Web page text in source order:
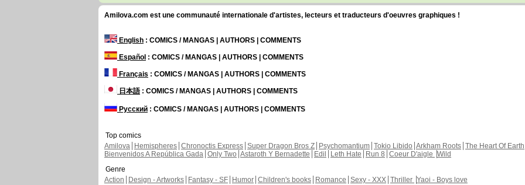
Amilova.com est une communauté internationale d'artistes, lecteurs et traducteurs d'oeuvres graphiques !
English : COMICS / MANGAS | AUTHORS | COMMENTS
Español : COMICS / MANGAS | AUTHORS | COMMENTS
Français : COMICS / MANGAS | AUTHORS | COMMENTS
日本語: COMICS / MANGAS | AUTHORS | COMMENTS
Русский : COMICS / MANGAS | AUTHORS | COMMENTS
Top comics
Amilova
Hemispheres Chronoctis Express Super Dragon Bros Z Psychomantium Tokio Libido Arkham Roots The Heart Of Earth
Bienvenidos A República Gada Only Two Astaroth Y Bernadette Edil Leth Hate Run 8 Coeur D'aigle Wild
Genre
Action
Design - Artworks Fantasy - SF Humor Children's books Romance Sexy - XXX Thriller Yaoi - Boys love